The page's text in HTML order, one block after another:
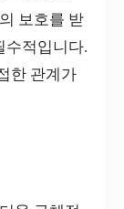
보호를 받
수적입니다.
한 관계가